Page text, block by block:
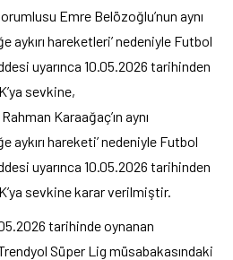
Emre Belözoğlu’nun aynı
aykırı hareketleri’ nedeniyle Futbol
uyarınca 10.05.2026 tarihinden
sevkine,
Karaağaç’ın aynı
aykırı hareketi’ nedeniyle Futbol
uyarınca 10.05.2026 tarihinden
sevkine karar verilmiştir.
tarihinde oynanan
Süper Lig müsabakasındaki